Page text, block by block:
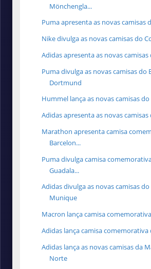
Mönchengla...
Puma apresenta as novas camisas
Nike divulga as novas camisas do
Adidas apresenta as novas camisas
Puma divulga as novas camisas do
Dortmund
Hummel lança as novas camisas
Adidas apresenta as novas camisas
Marathon apresenta camisa
Barcelon...
Puma divulga camisa
Guadala...
Adidas divulga as novas camisas
Munique
Macron lança camisa
Adidas lança camisa comemorativa
Adidas lança as novas camisas da
Norte